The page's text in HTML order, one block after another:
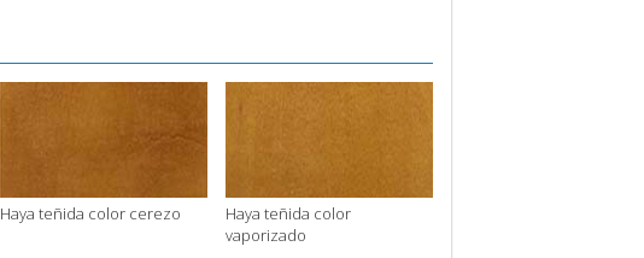
Haya teñida color cerezo
Haya teñida color
vaporizado